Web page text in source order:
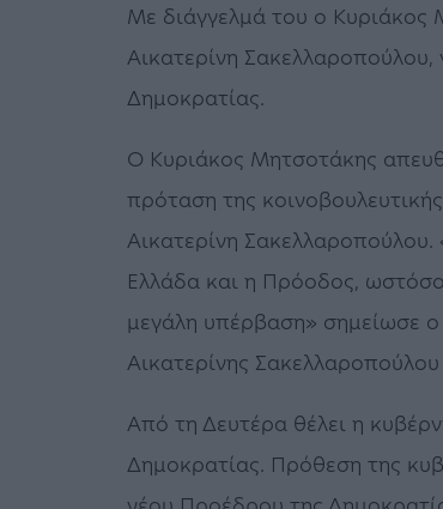
Με διάγγελμά του ο Κυριάκος
Αικατερίνη
Δημοκρατίας.
Ο Κυριάκος Μητσοτάκης
πρόταση της
Αικατερίνη
Ελλάδα και η Πρόοδος,
μεγάλη υπέρβαση» σημείωσε
Αικατερίνης
Από τη Δευτέρα θέλει η
Δημοκρατίας. Πρόθεση της